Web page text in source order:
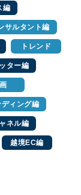
編
サルタント編
トレンド
ター編
ィング編
ネル編
越境EC編